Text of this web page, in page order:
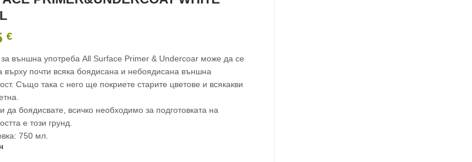
€
за външна употреба All Surface Primer & Undercoar може да се
върху почти всяка боядисана и небоядисана външна
Също така с него ще покриете старите цветове и всякакви
да боядисвате, всичко необходимо за подготовката на
е този грунд.
750 мл.